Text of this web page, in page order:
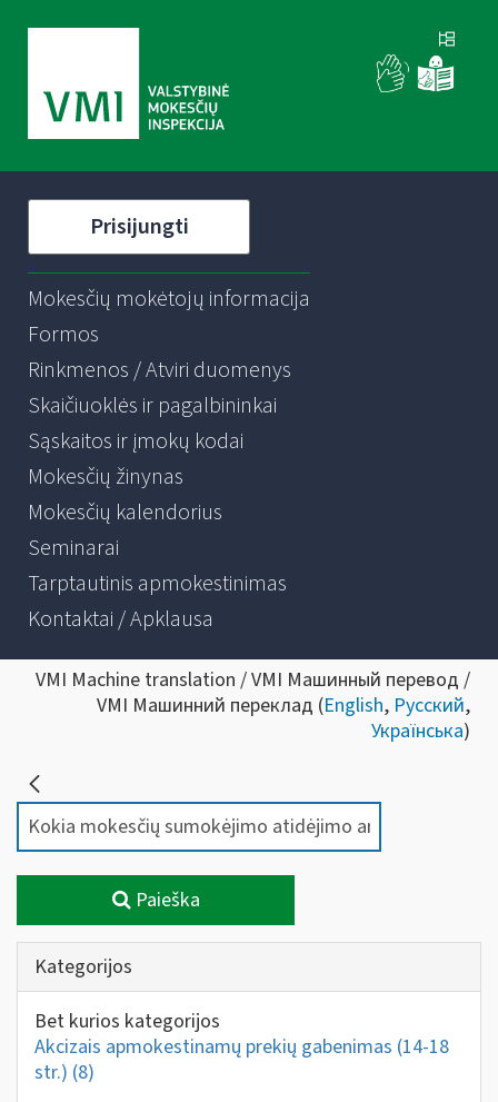
Prisijungti
Mokesčių mokėtojų informacija
Formos
Rinkmenos / Atviri duomenys
Skaičiuoklės ir pagalbininkai
Sąskaitos ir įmokų kodai
Mokesčių žinynas
Mokesčių kalendorius
Seminarai
Tarptautinis apmokestinimas
Kontaktai / Apklausa
VMI Machine translation / VMI Машинный перевод /
VMI Машинний переклад (English, Русский,
Українська)
Paieška
Kategorijos
Bet kurios kategorijos
Akcizais apmokestinamų prekių gabenimas (14-18
str.) (8)